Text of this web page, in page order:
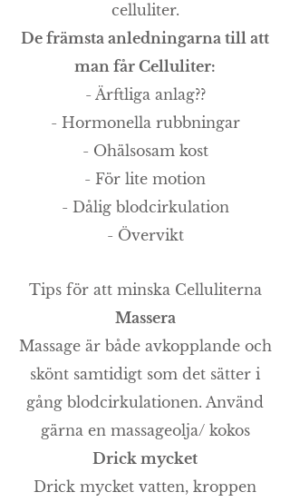
celluliter.
De främsta anledningarna till att
man får Celluliter:
- Ärftliga anlag??
- Hormonella rubbningar
- Ohälsosam kost
- För lite motion
- Dålig blodcirkulation
- Övervikt
Tips för att minska Celluliterna
Massera
Massage är både avkopplande och
skönt samtidigt som det sätter i
gång blodcirkulationen. Använd
gärna en massageolja/ kokos
Drick mycket
Drick mycket vatten, kroppen